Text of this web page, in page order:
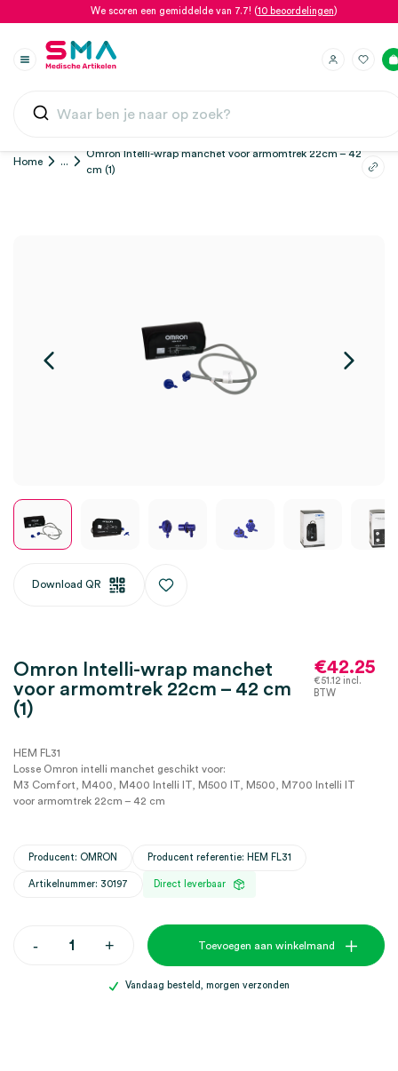
We scoren een gemiddelde van 7.7! (10 beoordelingen)
Home ...
Omron Intelli-wrap manchet voor armomtrek 22cm – 42
cm (1)
Download QR
Omron Intelli-wrap manchet
voor armomtrek 22cm – 42 cm
(1)
€42.25
€51.12incl.
BTW
HEM FL31
Losse Omron intelli manchet geschikt voor:
M3 Comfort, M400, M400 Intelli IT, M500 IT, M500, M700 Intelli IT
voor armomtrek 22cm – 42 cm
Producent: OMRON Producent referentie: HEM FL31
Artikelnummer: 30197 Direct leverbaar
-Omron
+ Toevoegen aan winkelmand
Vandaag besteld, morgen verzonden